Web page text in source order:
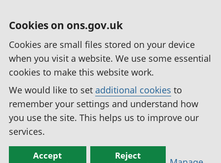
Cookies on ons.gov.uk
Cookies are small files stored on your device
when you visit a website. We use some essential
cookies to make this website work.
We would like to set additional cookies to
remember your settings and understand how
you use the site. This helps us to improve our
services.
Accept
Reject